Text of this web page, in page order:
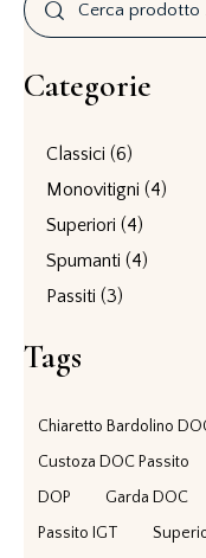
Categorie
Classici (6)
Monovitigni (4)
Superiori (4)
Spumanti (4)
Passiti (3)
Tags
Chiaretto Bardolino
Custoza DOC Passito
DOP
Garda DOC
Passito IGT